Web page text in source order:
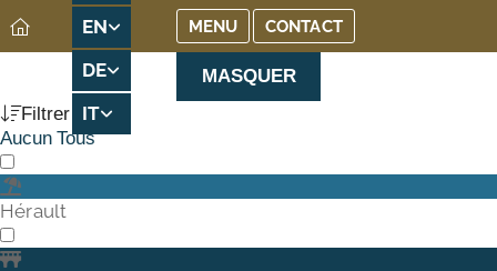
EN
DE
IT
MENU CONTACT
MASQUER
Filtrer
Aucun Tous
Hérault